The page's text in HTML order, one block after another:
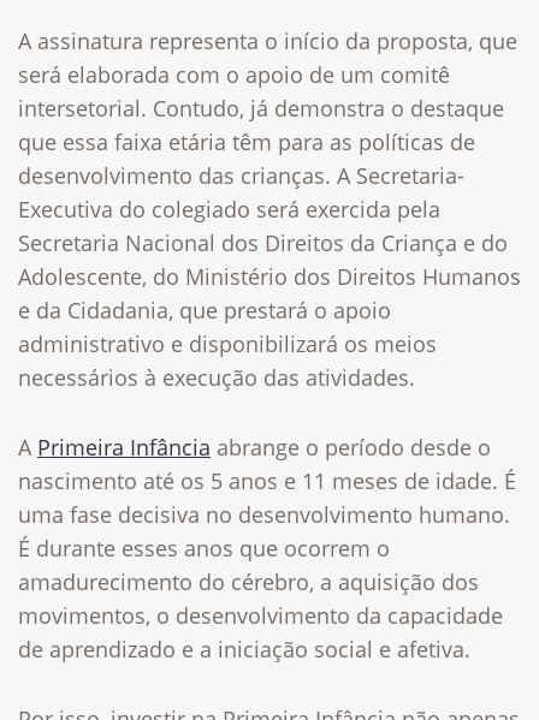
A assinatura representa o início da proposta, que
será elaborada com o apoio de um comitê
intersetorial. Contudo, já demonstra o destaque
que essa faixa etária têm para as políticas de
desenvolvimento das crianças. A Secretaria-
Executiva do colegiado será exercida pela
Secretaria Nacional dos Direitos da Criança e do
Adolescente, do Ministério dos Direitos Humanos
e da Cidadania, que prestará o apoio
administrativo e disponibilizará os meios
necessários à execução das atividades.
A Primeira Infância abrange o período desde o
nascimento até os 5 anos e 11 meses de idade. É
uma fase decisiva no desenvolvimento humano.
É durante esses anos que ocorrem o
amadurecimento do cérebro, a aquisição dos
movimentos, o desenvolvimento da capacidade
de aprendizado e a iniciação social e afetiva.